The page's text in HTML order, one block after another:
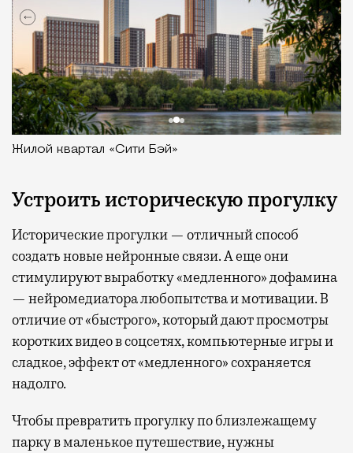
Жилой квартал «Сити Бэй»
Устроить историческую прогулку
Исторические прогулки — отличный способ
создать новые нейронные связи. А еще они
стимулируют выработку «медленного» дофамина
— нейромедиатора любопытства и мотивации. В
отличие от «быстрого», который дают просмотры
коротких видео в соцсетях, компьютерные игры и
сладкое, эффект от «медленного» сохраняется
надолго.
Чтобы превратить прогулку по близлежащему
парку в маленькое путешествие, нужны